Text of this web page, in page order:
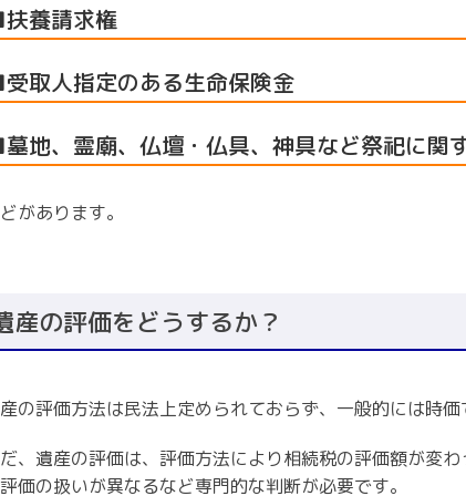
養請求権
取人指定のある生命保険金
地、霊廟、仏壇・仏具、神具など祭祀に関
があります。
産の評価をどうするか？
の評価方法は民法上定められておらず、一般的には時価
、遺産の評価は、評価方法により相続税の評価額が変
価の扱いが異なるなど専門的な判断が必要です。